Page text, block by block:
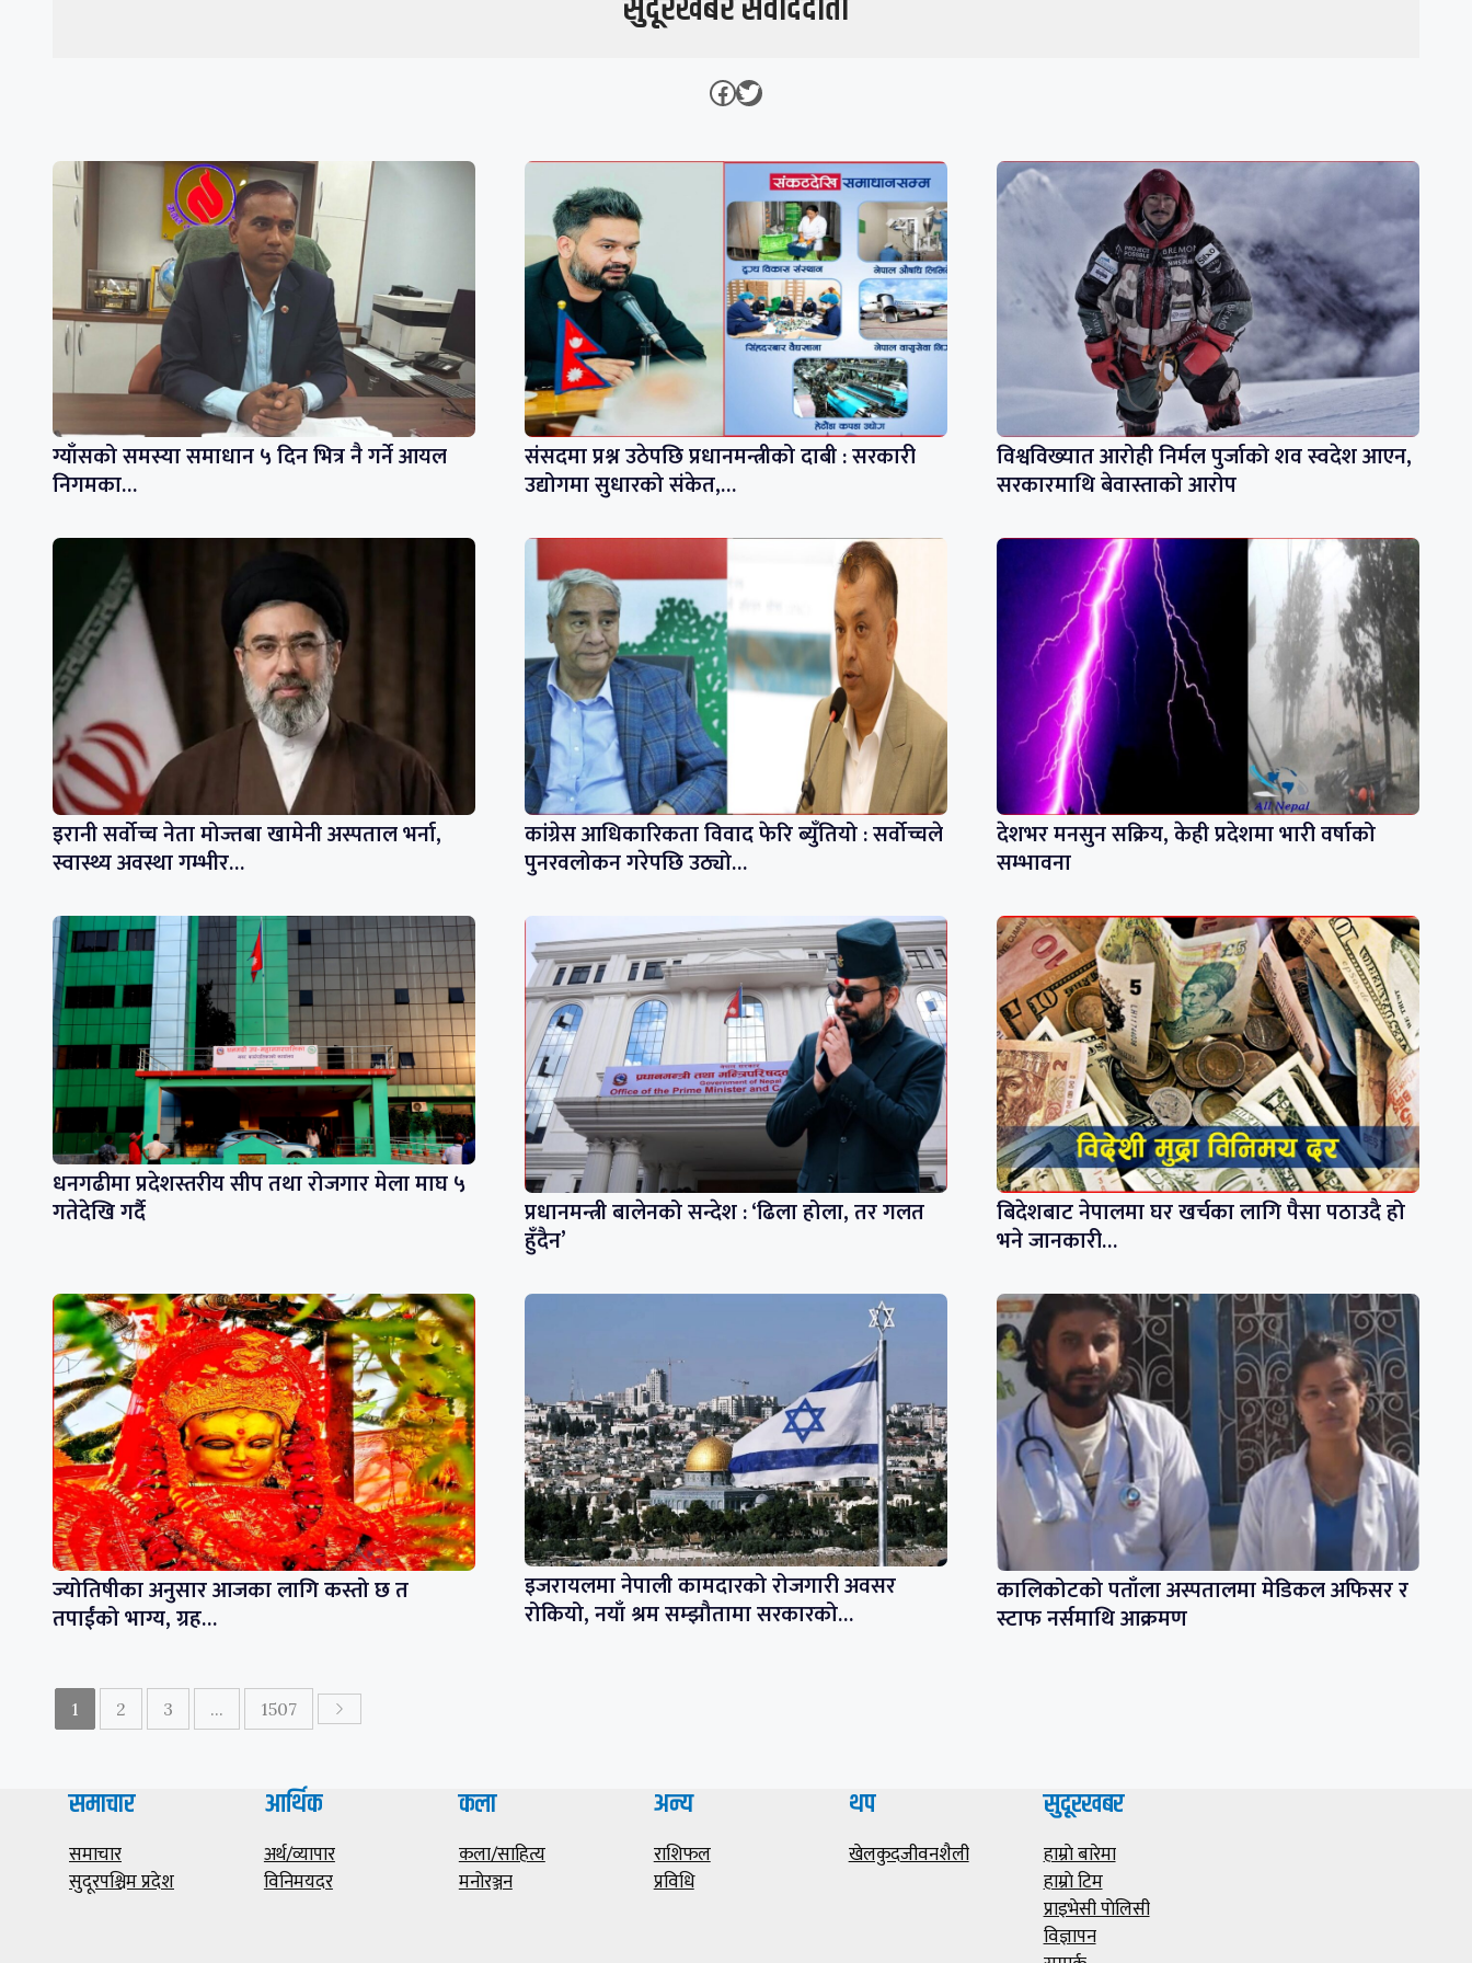
Facebook
Twitter
ग्याँसको समस्या समाधान ५ दिन भित्र नै गर्ने आयल
निगमका…
संसदमा प्रश्न उठेपछि प्रधानमन्त्रीको दाबी : सरकारी
उद्योगमा सुधारको संकेत,…
विश्वविख्यात आरोही निर्मल पुर्जाको शव स्वदेश आएन,
सरकारमाथि बेवास्ताको आरोप
इरानी सर्वोच्च नेता मोज्तबा खामेनी अस्पताल भर्ना,
स्वास्थ्य अवस्था गम्भीर…
कांग्रेस आधिकारिकता विवाद फेरि ब्युँतियो : सर्वोच्चले
पुनरवलोकन गरेपछि उठ्यो…
देशभर मनसुन सक्रिय, केही प्रदेशमा भारी वर्षाको
सम्भावना
धनगढीमा प्रदेशस्तरीय सीप तथा रोजगार मेला माघ ५
गतेदेखि गर्दै प्रधानमन्त्री बालेनको सन्देश : ‘ढिला होला, तर गलत
हुँदैन’
बिदेशबाट नेपालमा घर खर्चका लागि पैसा पठाउदै हो
भने जानकारी…
ज्योतिषीका अनुसार आजका लागि कस्तो छ त
तपाईंको भाग्य, ग्रह…
इजरायलमा नेपाली कामदारको रोजगारी अवसर
रोकियो, नयाँ श्रम सम्झौतामा सरकारको…
कालिकोटको पताँला अस्पतालमा मेडिकल अफिसर र
स्टाफ नर्समाथि आक्रमण
1 2 3 ... 1507
समाचार
समाचार
सुदूरपश्चिम प्रदेश
आर्थिक
अर्थ/व्यापार
विनिमयदर
कला
कला/साहित्य
मनोरञ्जन
अन्य
राशिफल
प्रविधि
थप
खेलकुदजीवनशैली
सुदूरखबर
हाम्राे बारेमा
हाम्राे टिम
प्राइभेसी पाेलिसी
विज्ञापन